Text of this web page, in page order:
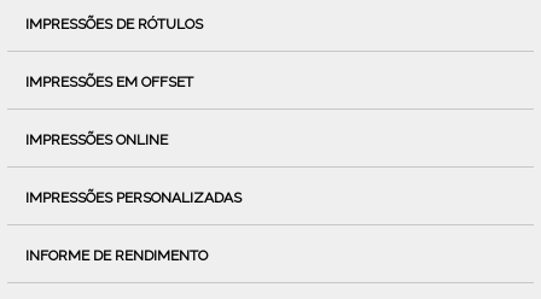
IMPRESSÕES DE RÓTULOS
IMPRESSÕES EM OFFSET
IMPRESSÕES ONLINE
IMPRESSÕES PERSONALIZADAS
INFORME DE RENDIMENTO